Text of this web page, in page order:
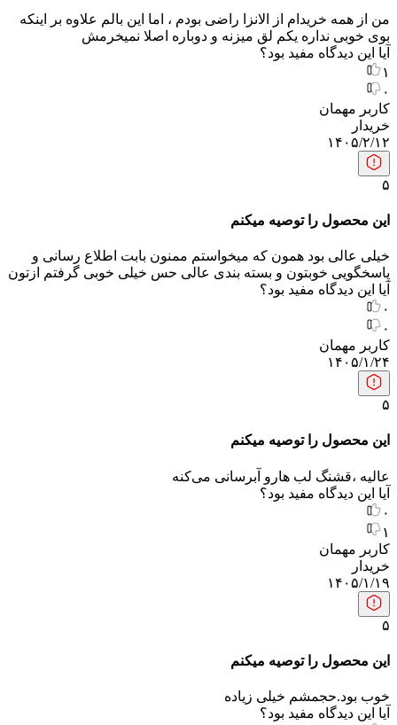
من از همه خریدام از الانزا راضی بودم ، اما این بالم علاوه بر اینکه
بوی خوبی نداره یکم لق میزنه و دوباره اصلا نمیخرمش
آیا این دیدگاه مفید بود؟
۱
۰
کاربر مهمان
خریدار
۱۴۰۵/۲/۱۲
۵
این محصول را توصیه میکنم
خیلی عالی بود همون که میخواستم ممنون بابت اطلاع رسانی و
پاسخگویی خوبتون و بسته بندی عالی حس خیلی خوبی گرفتم ازتون
آیا این دیدگاه مفید بود؟
۰
۰
کاربر مهمان
۱۴۰۵/۱/۲۴
۵
این محصول را توصیه میکنم
عالیه ،قشنگ لب هارو آبرسانی می‌کنه
آیا این دیدگاه مفید بود؟
۰
۱
کاربر مهمان
خریدار
۱۴۰۵/۱/۱۹
۵
این محصول را توصیه میکنم
خوب بود.حجمشم خیلی زیاده
آیا این دیدگاه مفید بود؟